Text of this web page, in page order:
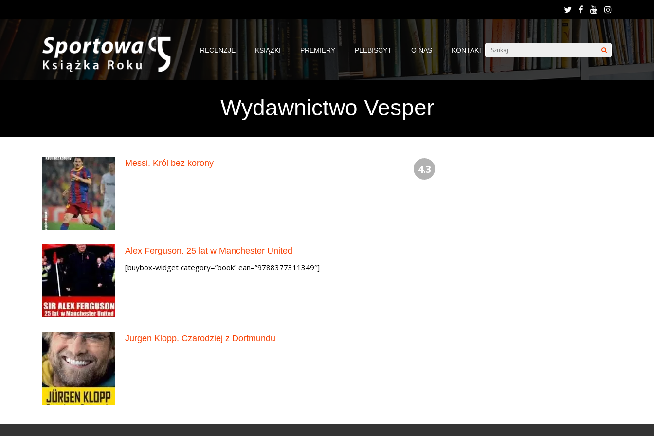
RECENZJE KSIĄŻKI PREMIERY PLEBISCYT O NAS KONTAKT
Wydawnictwo Vesper
4.3
Messi. Król bez korony
Alex Ferguson. 25 lat w Manchester United
[buybox-widget category=”book” ean=”9788377311349″]
Jurgen Klopp. Czarodziej z Dortmundu